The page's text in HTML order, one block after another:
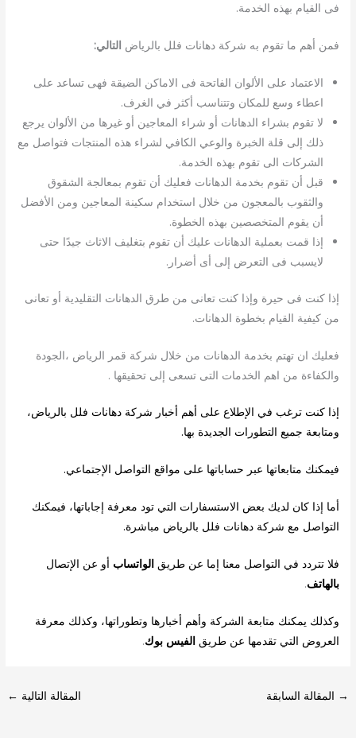
فى القيام بهذه الخدمة.
فمن أهم ما تقوم به شركة دهانات فلل بالرياض التالي:
الاعتماد على الألوان الفاتحة فى الاماكن الضيقة فهى تساعد على
اعطاء وسع للمكان وتتناسب أكثر في الغرف.
لا تقوم بشراء الدهانات أو شراء المعاجين أو غيرها من الألوان يرجع
ذلك إلى قلة الخبرة والوعي الكافي لشراء هذه المنتجات فتواصل مع
الشركات الى تقوم بهذه الخدمة.
قبل أن تقوم بخدمة الدهانات فعليك أن تقوم بمعالجة الشقوق
والثقوب بالمعجون من خلال استخدام سكينة المعاجين ومن الأفضل
أن يقوم المتخصصين بهذه الخطوة.
إذا قمت بعملية الدهانات عليك أن تقوم بتغليف الاثاث جيدًا حتى
لايسبب فى التعرض إلى أى أضرار.
إذا كنت فى حيرة وإذا كنت تعانى من طرق الدهانات التقليدية أو تعانى
من كيفية القيام بخطوة الدهانات.
فعليك ان تهتم بخدمة الدهانات من خلال شركة قمر الرياض ،الجودة
والكفاءة من اهم الخدمات التى تسعى إلى تحقيقها .
إذا كنت ترغب في الإطلاع على أهم أخبار شركة دهانات فلل بالرياض،
ومتابعة جميع التطورات الجديدة بها.
فيمكنك متابعاتها عبر حساباتها على مواقع التواصل الإجتماعي.
أما إذا كان لديك بعض الاستسفارات التي تود معرفة إجاباتها، فيمكنك
التواصل مع شركة دهانات فلل بالرياض مباشرة.
فلا تتردد في التواصل معنا إما عن طريق الواتساب أو عن الإتصال
بالهاتف.
وكذلك يمكنك متابعة الشركة وأهم أخبارها وتطوراتها، وكذلك معرفة
العروض التي تقدمها عن طريق الفيس بوك.
→ المقالة السابقة المقالة التالية ←